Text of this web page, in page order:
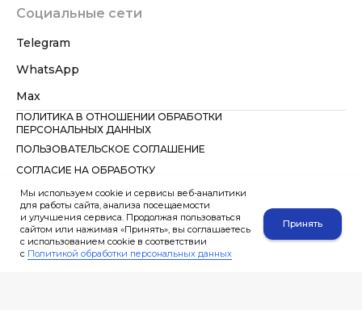
Социальные сети
Telegram
WhatsApp
Max
ПОЛИТИКА В ОТНОШЕНИИ ОБРАБОТКИ
ПЕРСОНАЛЬНЫХ ДАННЫХ
ПОЛЬЗОВАТЕЛЬСКОЕ СОГЛАШЕНИЕ
СОГЛАСИЕ НА ОБРАБОТКУ
Вся информация на сайте несёт справочный характер и не является
публичной офертой, определяемой положениями ст. 437 ГК РФ.
WhatsApp — мессенджер компании Meta Platforms Inc., признанной
экстремистской организацией и запрещённой в РФ. Указание
мессенджера приведено исключительно как способ связи.
Мы используем cookie и сервисы веб-аналитики
для работы сайта, анализа посещаемости
и улучшения сервиса. Продолжая пользоваться
сайтом или нажимая «Принять», вы соглашаетесь
с использованием cookie в соответствии
с Политикой обработки персональных данных
Принять